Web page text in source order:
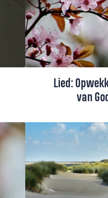
Lied:
van
Dit lied is een
vraag aan